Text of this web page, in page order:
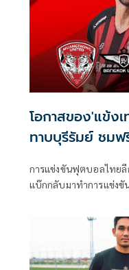
โอกาสของ'แข้ง
ทาบบุรีรัมย์ ชมฟ
การแข่งขันฟุตบอลไทยลี
แบ๊กกลับมาทำการแข่งขั
PLAY ยังคงพร้อมถ่าย
ไม่มีค่าใช้จ่ายเหมือนเคย